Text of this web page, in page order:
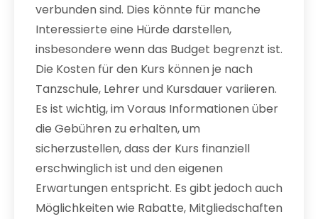
verbunden sind. Dies könnte für manche
Interessierte eine Hürde darstellen,
insbesondere wenn das Budget begrenzt ist.
Die Kosten für den Kurs können je nach
Tanzschule, Lehrer und Kursdauer variieren.
Es ist wichtig, im Voraus Informationen über
die Gebühren zu erhalten, um
sicherzustellen, dass der Kurs finanziell
erschwinglich ist und den eigenen
Erwartungen entspricht. Es gibt jedoch auch
Möglichkeiten wie Rabatte, Mitgliedschaften